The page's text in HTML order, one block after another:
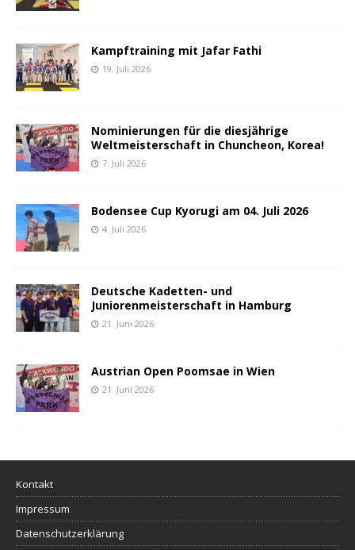
Kampftraining mit Jafar Fathi
19. Juli 2026
Nominierungen für die diesjährige
Weltmeisterschaft in Chuncheon, Korea!
7. Juli 2026
Bodensee Cup Kyorugi am 04. Juli 2026
4. Juli 2026
Deutsche Kadetten- und
Juniorenmeisterschaft in Hamburg
21. Juni 2026
Austrian Open Poomsae in Wien
21. Juni 2026
Kontakt
Impressum
Datenschutzerklärung